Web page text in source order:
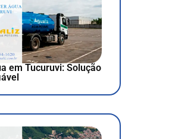
em Tucuruvi: Solução